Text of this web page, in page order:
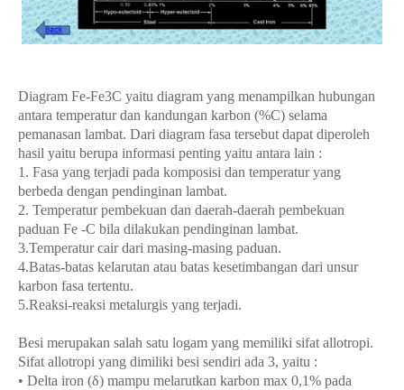
Diagram Fe-Fe3C yaitu diagram yang menampilkan hubungan
antara temperatur dan kandungan karbon (%C) selama
pemanasan lambat. Dari diagram fasa tersebut dapat diperoleh
hasil yaitu berupa informasi penting yaitu antara lain :
1. Fasa yang terjadi pada komposisi dan temperatur yang
berbeda dengan pendinginan lambat.
2. Temperatur pembekuan dan daerah-daerah pembekuan
paduan Fe -C bila dilakukan pendinginan lambat.
3.Temperatur cair dari masing-masing paduan.
4.Batas-batas kelarutan atau batas kesetimbangan dari unsur
karbon fasa tertentu.
5.Reaksi-reaksi metalurgis yang terjadi.
Besi merupakan salah satu logam yang memiliki sifat allotropi.
Sifat allotropi yang dimiliki besi sendiri ada 3, yaitu :
• Delta iron (δ) mampu melarutkan karbon max 0,1% pada